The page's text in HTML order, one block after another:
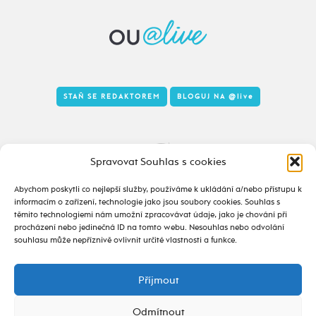
Spravovat Souhlas s cookies
Abychom poskytli co nejlepší služby, používáme k ukládání a/nebo přístupu k
informacím o zařízení, technologie jako jsou soubory cookies. Souhlas s
těmito technologiemi nám umožní zpracovávat údaje, jako je chování při
procházení nebo jedinečná ID na tomto webu. Nesouhlas nebo odvolání
souhlasu může nepříznivě ovlivnit určité vlastnosti a funkce.
Příjmout
Odmítnout
Tady to taky žije
alive.osu.cz- ISSN 2695-0022
design od
STAŇ SE REDAKTOREM BLOGUJ NA @live